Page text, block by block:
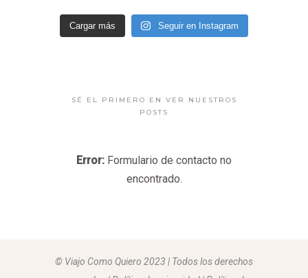
Cargar más Seguir en Instagram
SÉ EL PRIMERO EN VER NUESTROS
POSTS
Error: Formulario de contacto no
encontrado.
© Viajo Como Quiero 2023 | Todos los derechos